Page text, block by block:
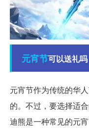
元宵节可以送礼
元宵节作为传统的华
的。不过，要选择适
迪熊是一种常见的元